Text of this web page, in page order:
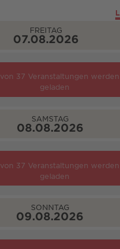
FREITAG
07.08.2026
von 37 Veranstaltungen werden
geladen
SAMSTAG
08.08.2026
von 37 Veranstaltungen werden
geladen
SONNTAG
09.08.2026